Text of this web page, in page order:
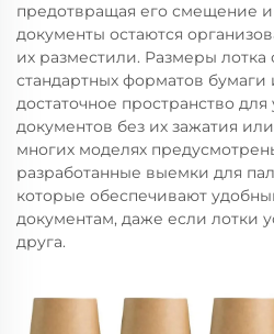
предотвращая его смещение и
документы остаются
их разместили. Размеры
стандартных форматов
достаточное пространство
документов без их зажатия
многих моделях
разработанные выемки для
которые обеспечивают
документам, даже если лотки
друга.